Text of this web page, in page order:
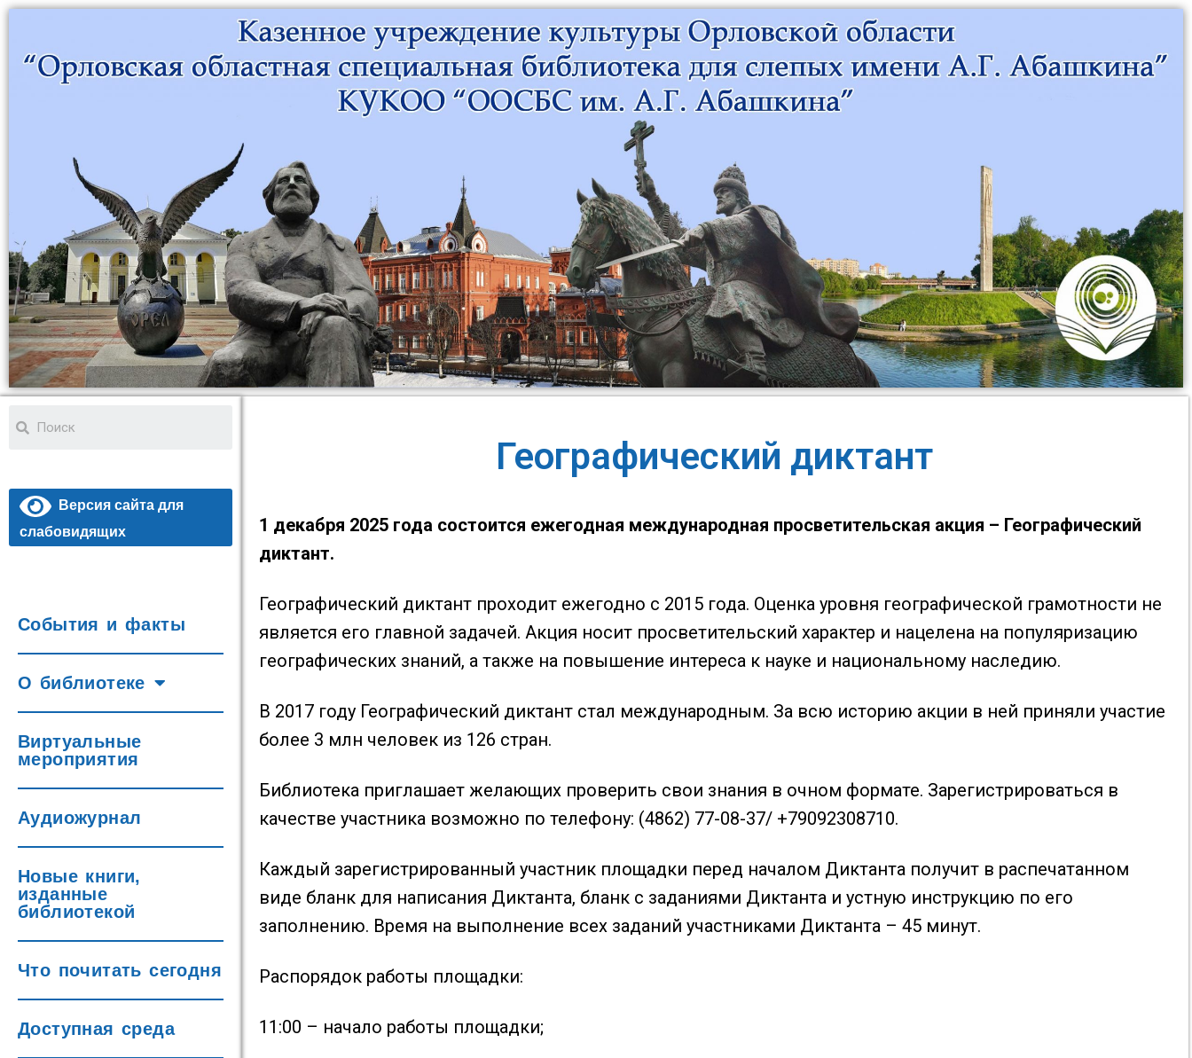
Версия сайта для
слабовидящих
События и факты
О библиотеке
Виртуальные
мероприятия
Аудиожурнал
Новые книги,
изданные
библиотекой
Что почитать сегодня
Доступная среда
Географический диктант
1 декабря 2025 года состоится ежегодная международная просветительская акция – Географический
диктант.
Географический диктант проходит ежегодно с 2015 года. Оценка уровня географической грамотности не
является его главной задачей. Акция носит просветительский характер и нацелена на популяризацию
географических знаний, а также на повышение интереса к науке и национальному наследию.
В 2017 году Географический диктант стал международным. За всю историю акции в ней приняли участие
более 3 млн человек из 126 стран.
Библиотека приглашает желающих проверить свои знания в очном формате. Зарегистрироваться в
качестве участника возможно по телефону: (4862) 77-08-37/ +79092308710.
Каждый зарегистрированный участник площадки перед началом Диктанта получит в распечатанном
виде бланк для написания Диктанта, бланк с заданиями Диктанта и устную инструкцию по его
заполнению. Время на выполнение всех заданий участниками Диктанта – 45 минут.
Распорядок работы площадки:
11:00 – начало работы площадки;